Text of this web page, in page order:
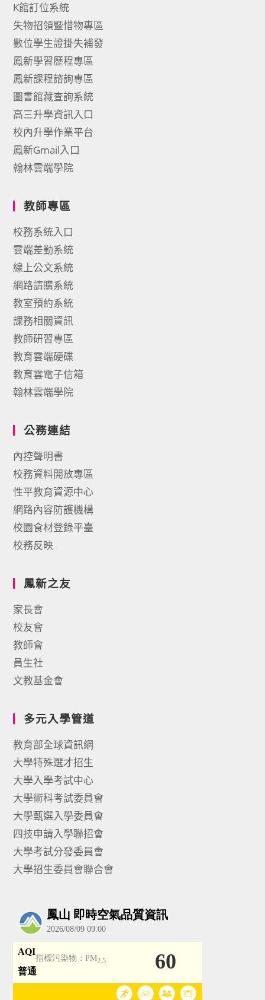
K館訂位系統
失物招領暨惜物專區
數位學生證掛失補發
鳳新學習歷程專區
鳳新課程諮詢專區
圖書館藏查詢系統
高三升學資訊入口
校內升學作業平台
鳳新Gmail入口
翰林雲端學院
教師專區
校務系統入口
雲端差勤系統
線上公文系統
網路請購系統
教室預約系統
課務相關資訊
教師研習專區
教育雲端硬碟
教育雲電子信箱
翰林雲端學院
公務連結
內控聲明書
校務資料開放專區
性平教育資源中心
網路內容防護機構
校園食材登錄平臺
校務反映
鳳新之友
家長會
校友會
教師會
員生社
文教基金會
多元入學管道
教育部全球資訊網
大學特殊選才招生
大學入學考試中心
大學術科考試委員會
大學甄選入學委員會
四技申請入學聯招會
大學考試分發委員會
大學招生委員會聯合會